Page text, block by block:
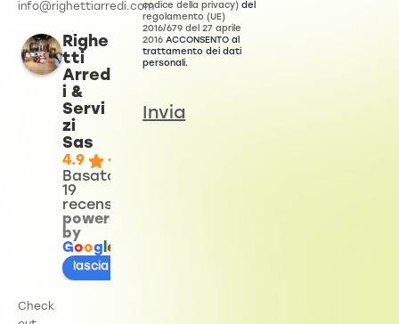
info@righettiarredi.com
Righe
tti
Arred
i &
Servi
zi
Sas
4.9
Basato su
19
recensioni
powered
by
Google
lascia una recensione su
Check
codice della privacy) del
regolamento (UE)
2016/679 del 27 aprile
2016 ACCONSENTO al
trattamento dei dati
personali.
Invia